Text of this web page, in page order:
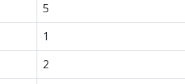
5
1
2